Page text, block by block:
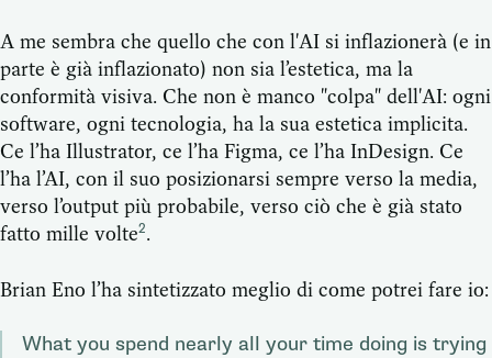
A me sembra che quello che con l'AI si inflazionerà (e in
parte è già inflazionato) non sia l’estetica, ma la
conformità visiva. Che non è manco "colpa" dell'AI: ogni
software, ogni tecnologia, ha la sua estetica implicita.
Ce l’ha Illustrator, ce l’ha Figma, ce l’ha InDesign. Ce
l’ha l’AI, con il suo posizionarsi sempre verso la media,
verso l’output più probabile, verso ciò che è già stato
fatto mille volte2.
Brian Eno l’ha sintetizzato meglio di come potrei fare io:
What you spend nearly all your time doing is trying